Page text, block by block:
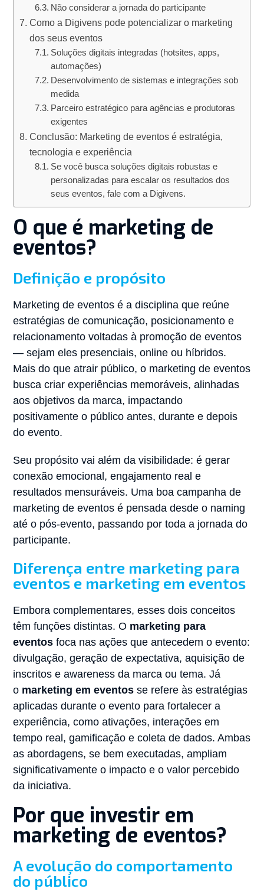
Não considerar a jornada do participante
Como a Digivens pode potencializar o marketing
dos seus eventos
Soluções digitais integradas (hotsites, apps,
automações)
Desenvolvimento de sistemas e integrações sob
medida
Parceiro estratégico para agências e produtoras
exigentes
Conclusão: Marketing de eventos é estratégia,
tecnologia e experiência
Se você busca soluções digitais robustas e
personalizadas para escalar os resultados dos
seus eventos, fale com a Digivens.
O que é marketing de
eventos?
Definição e propósito
Marketing de eventos é a disciplina que reúne
estratégias de comunicação, posicionamento e
relacionamento voltadas à promoção de eventos
— sejam eles presenciais, online ou híbridos.
Mais do que atrair público, o marketing de eventos
busca criar experiências memoráveis, alinhadas
aos objetivos da marca, impactando
positivamente o público antes, durante e depois
do evento.
Seu propósito vai além da visibilidade: é gerar
conexão emocional, engajamento real e
resultados mensuráveis. Uma boa campanha de
marketing de eventos é pensada desde o naming
até o pós-evento, passando por toda a jornada do
participante.
Diferença entre marketing para
eventos e marketing em eventos
Embora complementares, esses dois conceitos
têm funções distintas. O marketing para
eventos foca nas ações que antecedem o evento:
divulgação, geração de expectativa, aquisição de
inscritos e awareness da marca ou tema. Já
o marketing em eventos se refere às estratégias
aplicadas durante o evento para fortalecer a
experiência, como ativações, interações em
tempo real, gamificação e coleta de dados. Ambas
as abordagens, se bem executadas, ampliam
significativamente o impacto e o valor percebido
da iniciativa.
Por que investir em
marketing de eventos?
A evolução do comportamento
do público